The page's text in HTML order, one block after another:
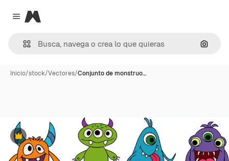
Close menu
Magnific
Inicio/stock/Vectores/Conjunto de monstruo…
Premium